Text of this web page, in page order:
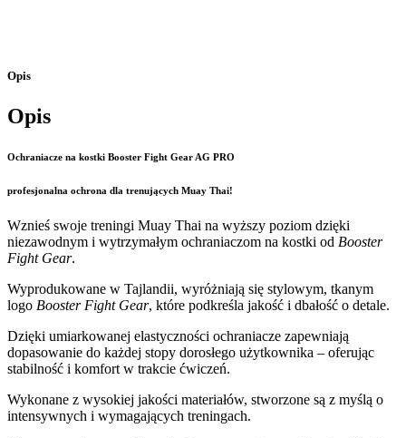
Opis
Opis
Ochraniacze na kostki Booster Fight Gear AG PRO
profesjonalna ochrona dla trenujących Muay Thai!
Wznieś swoje treningi Muay Thai na wyższy poziom dzięki
niezawodnym i wytrzymałym ochraniaczom na kostki od Booster
Fight Gear.
Wyprodukowane w Tajlandii, wyróżniają się stylowym, tkanym
logo Booster Fight Gear, które podkreśla jakość i dbałość o detale.
Dzięki umiarkowanej elastyczności ochraniacze zapewniają
dopasowanie do każdej stopy dorosłego użytkownika – oferując
stabilność i komfort w trakcie ćwiczeń.
Wykonane z wysokiej jakości materiałów, stworzone są z myślą o
intensywnych i wymagających treningach.